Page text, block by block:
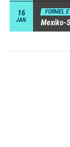
16
JAN.
FORMEL E
Mexiko-